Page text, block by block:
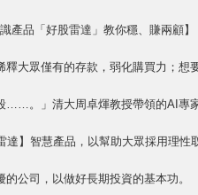
產品「好股雷達」教你穩、賺兩顧】
釋大眾僅有的存款，弱化購買力；想
……。」清大周卓煇教授帶領的AI專
達】智慧產品，以幫助大眾採用理性
公司，以做好長期投資的基本功。